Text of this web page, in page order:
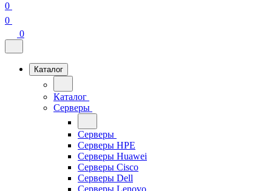
0
0
0
Каталог
Каталог
Серверы
Серверы
Серверы HPE
Серверы Huawei
Серверы Cisco
Серверы Dell